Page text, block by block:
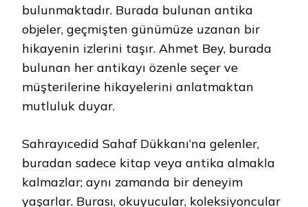
bulunmaktadır. Burada bulunan antika
objeler, geçmişten günümüze uzanan bir
hikayenin izlerini taşır. Ahmet Bey, burada
bulunan her antikayı özenle seçer ve
müşterilerine hikayelerini anlatmaktan
mutluluk duyar.
Sahrayıcedid Sahaf Dükkanı’na gelenler,
buradan sadece kitap veya antika almakla
kalmazlar; aynı zamanda bir deneyim
yaşarlar. Burası, okuyucular, koleksiyoncular